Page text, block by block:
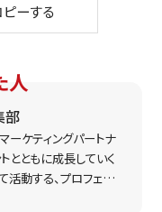
ピーする
人
部
ーケティングパートナ
とともに成長していく
活動する、プロフェッ